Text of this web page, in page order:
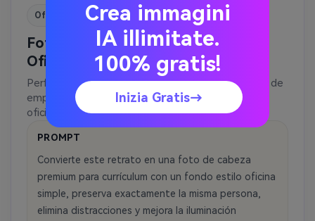
Oficina
Foto de Currículum Profesional de
Oficina
Perfecto para consultores, gerentes y buscadores de
empleo que quieren un retrato de solicitud estilo
oficina.
PROMPT
Convierte este retrato en una foto de cabeza
premium para currículum con un fondo estilo oficina
simple, preserva exactamente la misma persona,
elimina distracciones y mejora la iluminación
Crea immagini
IA illimitate.
100% gratis!
Inizia Gratis→